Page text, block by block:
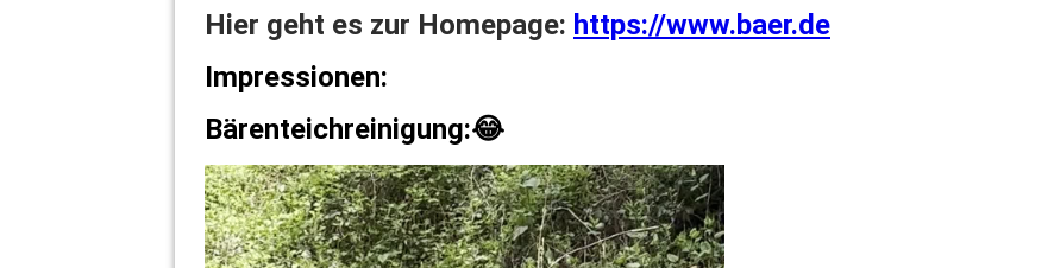
Hier geht es zur Homepage: https://www.baer.de
Impressionen:
Bärenteichreinigung:😂